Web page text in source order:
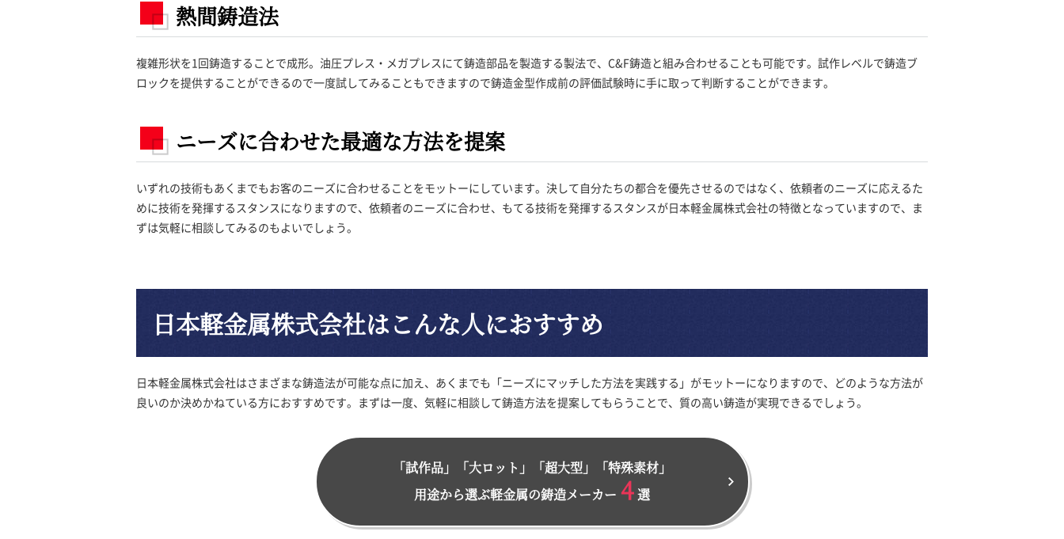
熱間鋳造法
複雑形状を1回鋳造することで成形。油圧プレス・メガプレスにて鋳造部品を製造する製法で、C&F鋳造と組み合わせることも可能です。試作レベルで鋳造ブ
ロックを提供することができるので一度試してみることもできますので鋳造金型作成前の評価試験時に手に取って判断することができます。
ニーズに合わせた最適な方法を提案
いずれの技術もあくまでもお客のニーズに合わせることをモットーにしています。決して自分たちの都合を優先させるのではなく、依頼者のニーズに応えるた
めに技術を発揮するスタンスになりますので、依頼者のニーズに合わせ、もてる技術を発揮するスタンスが日本軽金属株式会社の特徴となっていますので、ま
ずは気軽に相談してみるのもよいでしょう。
日本軽金属株式会社はこんな人におすすめ
日本軽金属株式会社はさまざまな鋳造法が可能な点に加え、あくまでも「ニーズにマッチした方法を実践する」がモットーになりますので、どのような方法が
良いのか決めかねている方におすすめです。まずは一度、気軽に相談して鋳造方法を提案してもらうことで、質の高い鋳造が実現できるでしょう。
「試作品」「大ロット」「超大型」「特殊素材」
用途から選ぶ軽金属の鋳造メーカー 4 選